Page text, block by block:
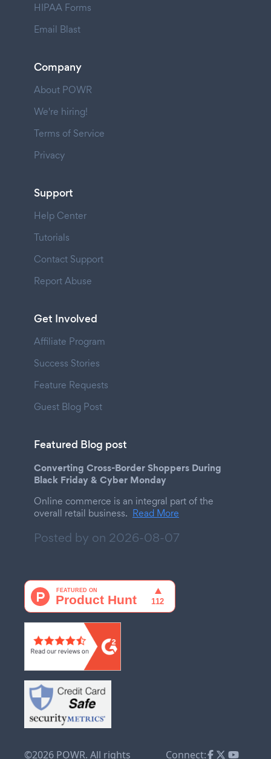
HIPAA Forms
Email Blast
Company
About POWR
We're hiring!
Terms of Service
Privacy
Support
Help Center
Tutorials
Contact Support
Report Abuse
Get Involved
Affiliate Program
Success Stories
Feature Requests
Guest Blog Post
Featured Blog post
Converting Cross-Border Shoppers During
Black Friday & Cyber Monday
Online commerce is an integral part of the
overall retail business. Read More
Posted by on 2026-08-07
©2026 POWR. All rights Connect: